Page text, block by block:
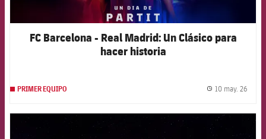
FC Barcelona - Real Madrid: Un Clásico para
hacer historia
PRIMER EQUIPO 10 may. 26
FCB Barcelona badge